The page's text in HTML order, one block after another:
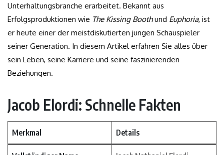
Unterhaltungsbranche erarbeitet. Bekannt aus
Erfolgsproduktionen wie The Kissing Boothund Euphoria, ist
er heute einer der meistdiskutierten jungen Schauspieler
seiner Generation. In diesem Artikel erfahren Sie alles über
sein Leben, seine Karriere und seine faszinierenden
Beziehungen.
Jacob Elordi: Schnelle Fakten
Merkmal Details